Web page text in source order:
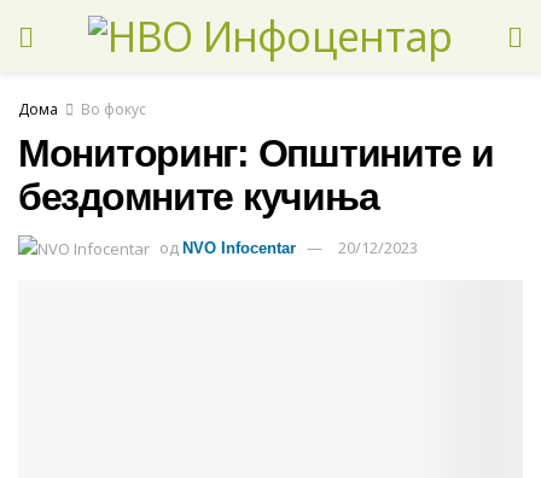
Дома Во фокус
Мониторинг: Општините и
бездомните кучиња
од NVO Infocentar 20/12/2023